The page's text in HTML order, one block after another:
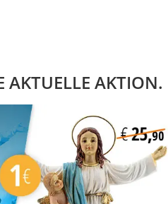
AKTUELLE AKTION.